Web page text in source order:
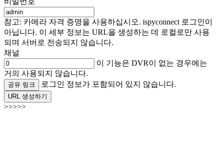
참고: 카메라 자격 증명을 사용하십시오. ispyconnect 로그인이
아닙니다. 이 세부 정보는 URL을 생성하는 데 로컬로만 사용
되며 서버로 전송되지 않습니다.
채널
이 기능은 DVR이 없는 경우에는
거의 사용되지 않습니다.
공유 링크 로그인 정보가 포함되어 있지 않습니다.
URL 생성하기
>>>>>